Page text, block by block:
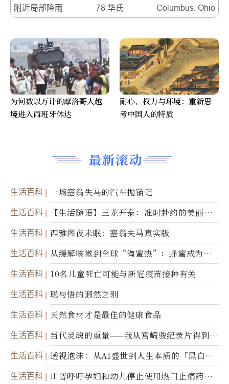
附近局部降雨 78 华氏 Columbus, Ohio
最新滚动
生活百科 一场塞翁失马的汽车抛锚记
生活百科
【生活随语】三龙开泰：准时赴约的美丽震
撼
生活百科 西雅图夜未眠：塞翁失马真实版
生活百科
从缓解咳嗽到全球“淘蜜热”：蜂蜜成为健
康产业前沿商品
生活百科 10名儿童死亡可能与新冠疫苗接种有关
生活百科 聪与悟的迥然之别
生活百科 天然食材才是最佳的健康食品
生活百科
当代灵魂的重量——我从宫崎骏纪录片得到的
省思
生活百科
透视泡沫：从AI盛世到人生本质的「黑白一
瞬」
生活百科
川普呼吁孕妇和幼儿停止使用热门止痛药泰
为何数以万计的摩洛哥人越
境进入西班牙休达
耐心、权力与环境：重新思
考中国人的特质